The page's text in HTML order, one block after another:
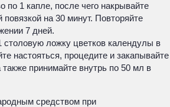
по 1 капле, после чего накрывайте
повязкой на 30 минут. Повторяйте
7 дней.
столовую ложку цветков календулы в
настояться, процедите и закапывайте
также принимайте внутрь по 50 мл в
средством при